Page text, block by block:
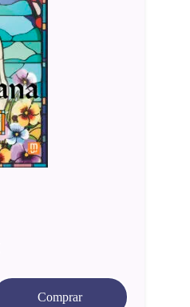
Comprar